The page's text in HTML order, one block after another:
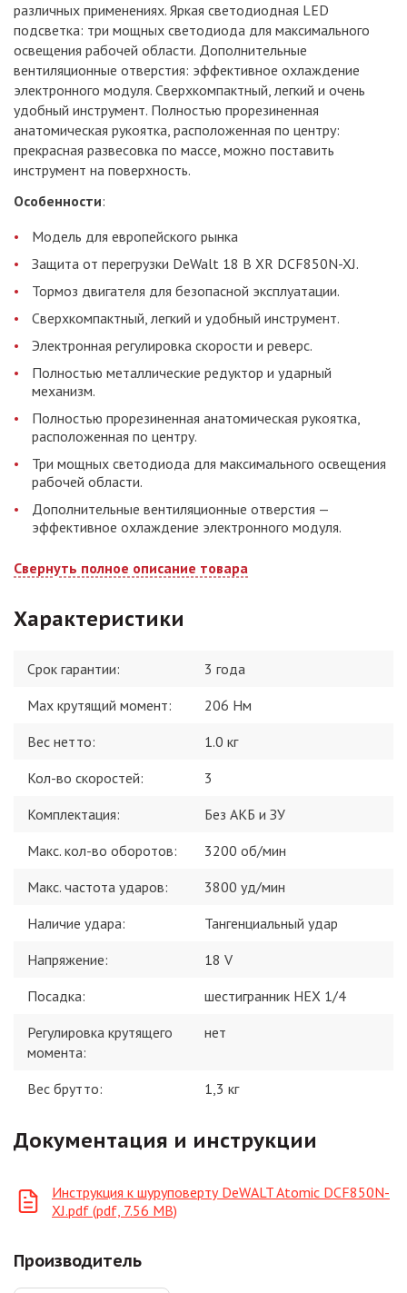
различных применениях. Яркая светодиодная LED
подсветка: три мощных светодиода для максимального
освещения рабочей области. Дополнительные
вентиляционные отверстия: эффективное охлаждение
электронного модуля. Сверхкомпактный, легкий и очень
удобный инструмент. Полностью прорезиненная
анатомическая рукоятка, расположенная по центру:
прекрасная развесовка по массе, можно поставить
инструмент на поверхность.
Особенности:
Модель для европейского рынка
Защита от перегрузки DeWalt 18 В XR DCF850N-XJ.
Тормоз двигателя для безопасной эксплуатации.
Сверхкомпактный, легкий и удобный инструмент.
Электронная регулировка скорости и реверс.
Полностью металлические редуктор и ударный
механизм.
Полностью прорезиненная анатомическая рукоятка,
расположенная по центру.
Три мощных светодиода для максимального освещения
рабочей области.
Дополнительные вентиляционные отверстия —
эффективное охлаждение электронного модуля.
Свернуть полное описание товара
Характеристики
Срок гарантии:
3 года
Max крутящий момент:
206 Нм
Вес нетто:
1.0 кг
Кол-во скоростей:
3
Комплектация:
Без АКБ и ЗУ
Макс. кол-во оборотов:
3200 об/мин
Макс. частота ударов:
3800 уд/мин
Наличие удара:
Тангенциальный удар
Напряжение:
18 V
Посадка:
шестигранник HEX 1/4
Регулировка крутящего
момента:
нет
Вес брутто: 1,3 кг
Документация и инструкции
Инструкция к шуруповерту DeWALT Atomic DCF850N-
XJ.pdf (pdf, 7.56 MB)
Производитель